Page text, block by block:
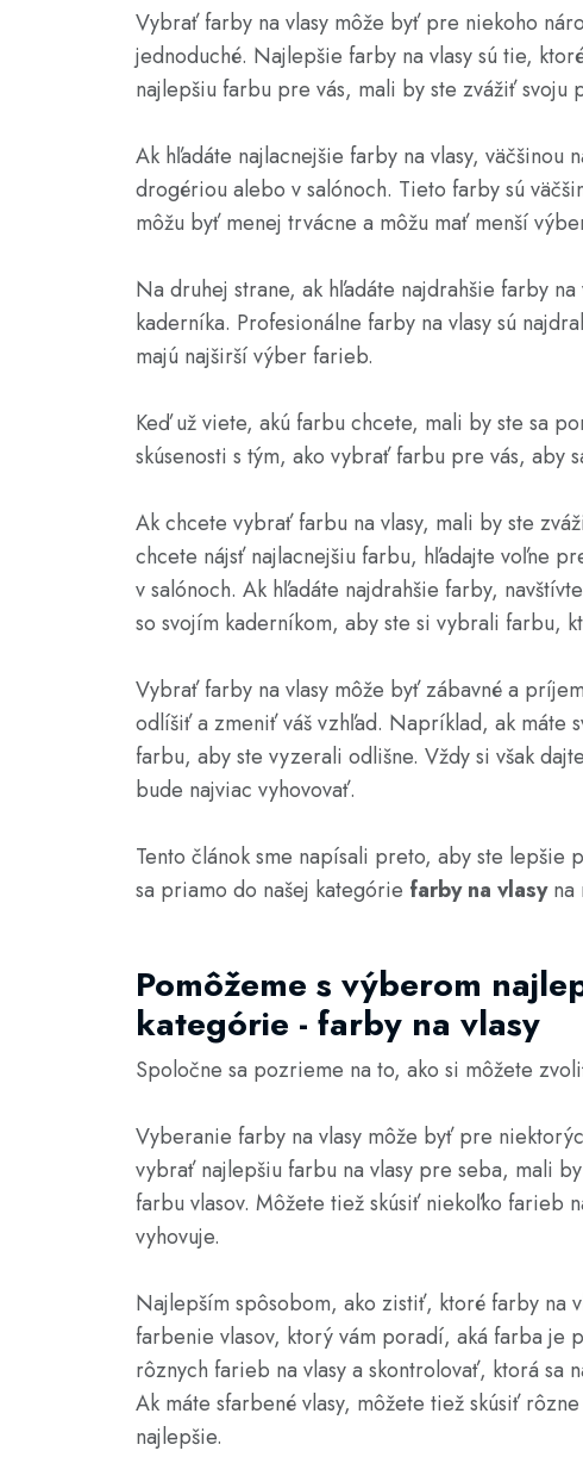
Vybrať farby na vlasy môže byť pre niekoho
jednoduché. Najlepšie farby na vlasy sú tie,
najlepšiu farbu pre vás, mali by ste zvážiť svoju
Ak hľadáte najlacnejšie farby na vlasy,
drogériou alebo v salónoch. Tieto farby sú
môžu byť menej trvácne a môžu mať menší
Na druhej strane, ak hľadáte najdrahšie farby
kaderníka. Profesionálne farby na vlasy sú
majú najširší výber farieb.
Keď už viete, akú farbu chcete, mali by ste sa
skúsenosti s tým, ako vybrať farbu pre vás, aby
Ak chcete vybrať farbu na vlasy, mali by ste
chcete nájsť najlacnejšiu farbu, hľadajte voľne
v salónoch. Ak hľadáte najdrahšie farby,
so svojím kaderníkom, aby ste si vybrali farbu,
Vybrať farby na vlasy môže byť zábavné a
odlíšiť a zmeniť váš vzhľad. Napríklad, ak máte
farbu, aby ste vyzerali odlišne. Vždy si však
bude najviac vyhovovať.
Tento článok sme napísali preto, aby ste
sa priamo do našej kategórie farby na vlasyna
Pomôžeme s výberom
kategórie - farby na vlasy
Spoločne sa pozrieme na to, ako si môžete
Vyberanie farby na vlasy môže byť pre
vybrať najlepšiu farbu na vlasy pre seba, mali
farbu vlasov. Môžete tiež skúsiť niekoľko farieb
vyhovuje.
Najlepším spôsobom, ako zistiť, ktoré farby na
farbenie vlasov, ktorý vám poradí, aká farba je
rôznych farieb na vlasy a skontrolovať, ktorá sa
Ak máte sfarbené vlasy, môžete tiež skúsiť
najlepšie.